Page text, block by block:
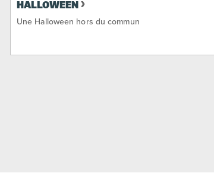
HALLOWEEN
Une Halloween hors du commun